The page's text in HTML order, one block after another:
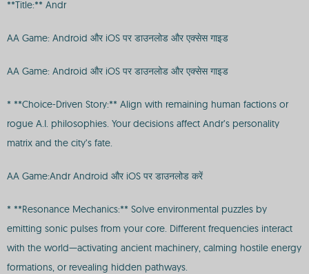
**Title:** Andr
AA Game: Android और iOS पर डाउनलोड और एक्सेस गाइड
AA Game: Android और iOS पर डाउनलोड और एक्सेस गाइड
* **Choice-Driven Story:** Align with remaining human factions or
rogue A.I. philosophies. Your decisions affect Andr’s personality
matrix and the city’s fate.
AA Game:Andr Android और iOS पर डाउनलोड करें
* **Resonance Mechanics:** Solve environmental puzzles by
emitting sonic pulses from your core. Different frequencies interact
with the world—activating ancient machinery, calming hostile energy
formations, or revealing hidden pathways.